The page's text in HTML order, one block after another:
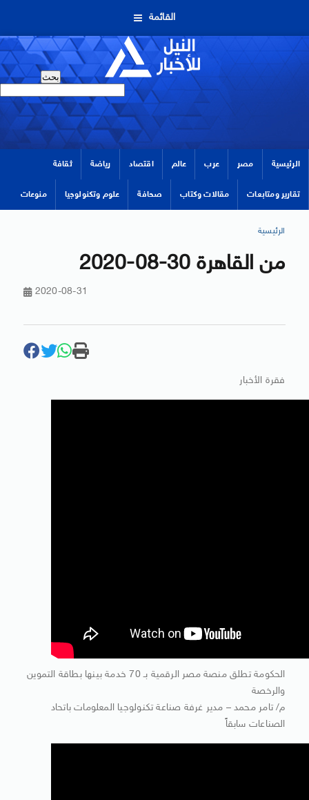
القائمة
الرئيسية مصر عرب عالم اقتصاد رياضة ثقافة
تقارير ومتابعات مقالات وكتاب صحافة علوم وتكنولوجيا منوعات
الرئيسية
من القاهرة 30-08-2020
2020-08-31
فقرة الأخبار
الحكومة تطلق منصة مصر الرقمية بـ 70 خدمة بينها بطاقة التموين
والرخصة
م/ تامر محمد – مدير غرفة صناعة تكنولوجيا المعلومات باتحاد
الصناعات سابقاً